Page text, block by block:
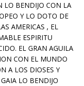
LO BENDIJO CON LA
Y LO DOTO DE
AMERICAS , EL
ESPIRITU
EL GRAN AGUILA
CON EL MUNDO
A LOS DIOSES Y
LO BENDIJO